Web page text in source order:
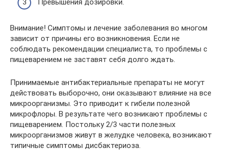
Внимание! Симптомы и лечение заболевания во многом
зависит от причины его возникновения. Если не
соблюдать рекомендации специалиста, то проблемы с
пищеварением не заставят себя долго ждать.
Принимаемые антибактериальные препараты не могут
действовать выборочно, они оказывают влияние на все
микроорганизмы. Это приводит к гибели полезной
микрофлоры. В результате чего возникают проблемы с
пищеварением. Постольку 2/3 части полезных
микроорганизмов живут в желудке человека, возникают
типичные симптомы дисбактериоза.